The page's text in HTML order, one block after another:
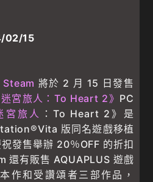
02/15
Steam 將於 2 月 15 日發售
迷宮旅人：To Heart 2》 PC
宮旅人 ：To Heart 2》是
版同名遊戲移植
發售舉辦 20％OFF 的折扣
還有販售 AQUAPLUS 遊戲
作和受讚頌者三部作品，